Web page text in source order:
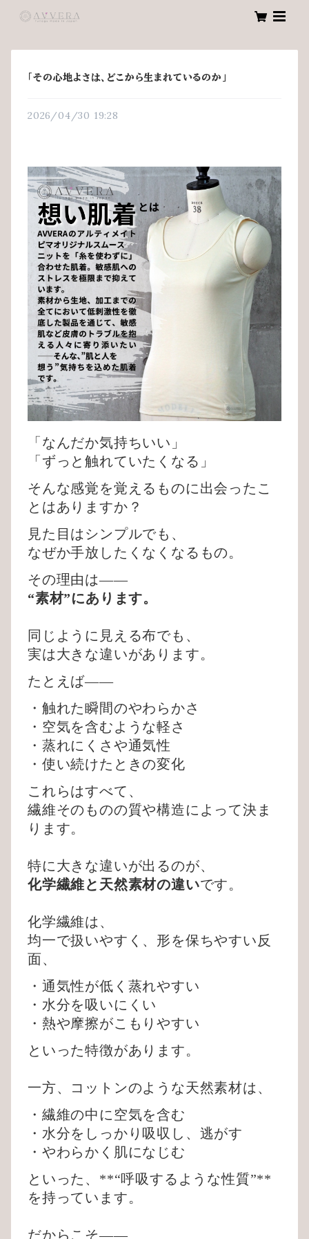
「その心地よさは、どこから生まれているのか」
2026/04/30 19:28
「なんだか気持ちいい」
「ずっと触れていたくなる」
そんな感覚を覚えるものに出会ったこ
とはありますか？
見た目はシンプルでも、
なぜか手放したくなくなるもの。
その理由は——
“素材”にあります。
同じように見える布でも、
実は大きな違いがあります。
たとえば——
・触れた瞬間のやわらかさ
・空気を含むような軽さ
・蒸れにくさや通気性
・使い続けたときの変化
これらはすべて、
繊維そのものの質や構造によって決ま
ります。
特に大きな違いが出るのが、
化学繊維と天然素材の違いです。
化学繊維は、
均一で扱いやすく、形を保ちやすい反
面、
・通気性が低く蒸れやすい
・水分を吸いにくい
・熱や摩擦がこもりやすい
といった特徴があります。
一方、コットンのような天然素材は、
・繊維の中に空気を含む
・水分をしっかり吸収し、逃がす
・やわらかく肌になじむ
といった、**“呼吸するような性質”**
を持っています。
だからこそ——